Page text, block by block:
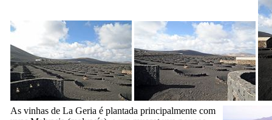
As vinhas de La Geria é plantada principalmente com